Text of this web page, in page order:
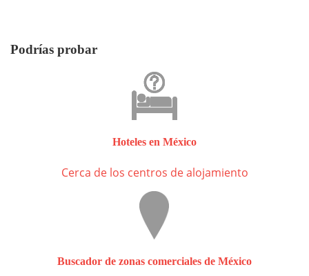
Podrías probar
Hoteles en México
Cerca de los centros de alojamiento
Buscador de zonas comerciales de México